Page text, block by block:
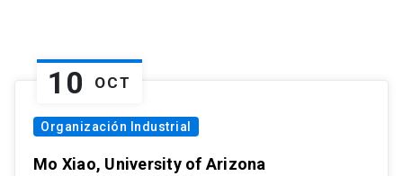
10 OCT
Organización Industrial
Mo Xiao, University of Arizona